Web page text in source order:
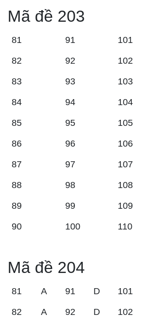
Mã đề 203
81 91 101
82 92 102
83 93 103
84 94 104
85 95 105
86 96 106
87 97 107
88 98 108
89 99 109
90 100 110
Mã đề 204
81 A 91 D 101
82 A 92 D 102